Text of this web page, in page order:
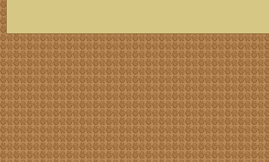
скачать mp3 бесплатно мп3,Россия,патриот,сохранение традиций,великая страна,история,тексты песен, описание песен, удобный каталог mp3 фольклора